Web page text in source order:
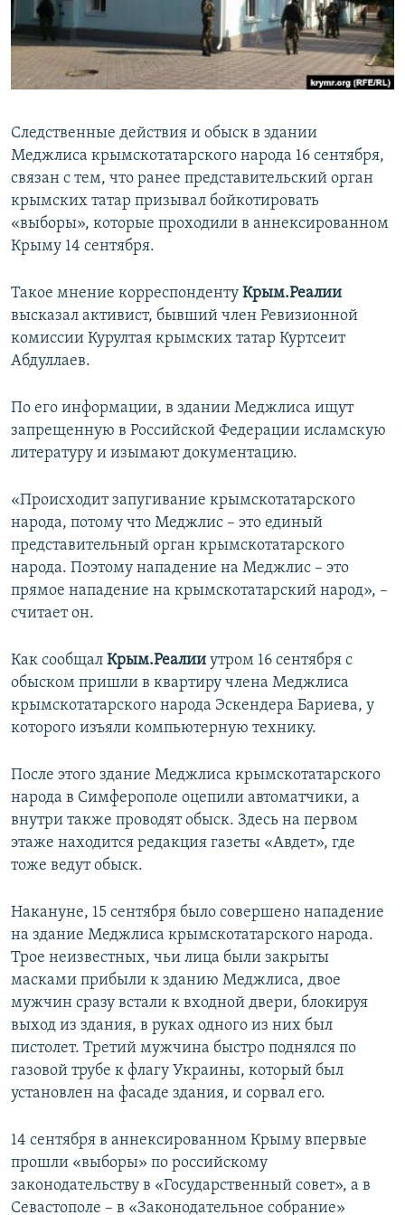
ПОБЕДИТЕЛЕЙ НЕ СУДЯТ?
КРЫМ.НЕПОКОРЕННЫЙ
ELIFBE
ПРИСОЕДИНЯЙТЕСЬ!
Все сайты RFE/RL
Следственные действия и обыск в здании
Меджлиса крымскотатарского народа 16 сентября,
связан с тем, что ранее представительский орган
крымских татар призывал бойкотировать
«выборы», которые проходили в аннексированном
Крыму 14 сентября.
Такое мнение корреспонденту Крым.Реалии
высказал активист, бывший член Ревизионной
комиссии Курултая крымских татар Куртсеит
Абдуллаев.
По его информации, в здании Меджлиса ищут
запрещенную в Российской Федерации исламскую
литературу и изымают документацию.
«Происходит запугивание крымскотатарского
народа, потому что Меджлис – это единый
представительный орган крымскотатарского
народа. Поэтому нападение на Меджлис – это
прямое нападение на крымскотатарский народ», –
считает он.
Как сообщал Крым.Реалии утром 16 сентября с
обыском пришли в квартиру члена Меджлиса
крымскотатарского народа Эскендера Бариева, у
которого изъяли компьютерную технику.
После этого здание Меджлиса крымскотатарского
народа в Симферополе оцепили автоматчики, а
внутри также проводят обыск. Здесь на первом
этаже находится редакция газеты «Авдет», где
тоже ведут обыск.
Накануне, 15 сентября было совершено нападение
на здание Меджлиса крымскотатарского народа.
Трое неизвестных, чьи лица были закрыты
масками прибыли к зданию Меджлиса, двое
мужчин сразу встали к входной двери, блокируя
выход из здания, в руках одного из них был
пистолет. Третий мужчина быстро поднялся по
газовой трубе к флагу Украины, который был
установлен на фасаде здания, и сорвал его.
14 сентября в аннексированном Крыму впервые
прошли «выборы» по российскому
законодательству в «Государственный совет», а в
Севастополе – в «Законодательное собрание»